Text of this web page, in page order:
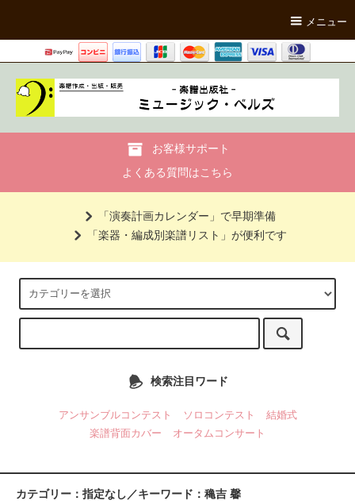
メニュー
お客様サポート
よくある質問はこちら
「演奏計画カレンダー」で早期準備
「楽器・編成別楽譜リスト」が便利です
検索注目ワード
アンサンブルコンテスト ソロコンテスト
結婚式
楽譜背面カバー
オータムコンサート
カテゴリー：指定なし／キーワード：穐吉 馨